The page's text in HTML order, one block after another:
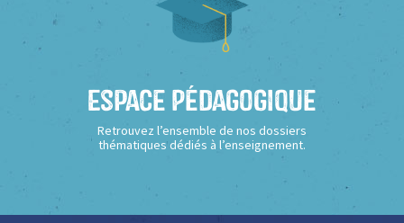
Espace Pédagogique
Retrouvez l’ensemble de nos dossiers
thématiques dédiés à l’enseignement.